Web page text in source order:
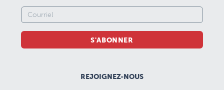
S'ABONNER
REJOIGNEZ-NOUS